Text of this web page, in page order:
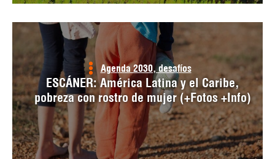
Agenda 2030, desafíos
ESCÁNER: América Latina y el Caribe,
pobreza con rostro de mujer (+Fotos +Info)